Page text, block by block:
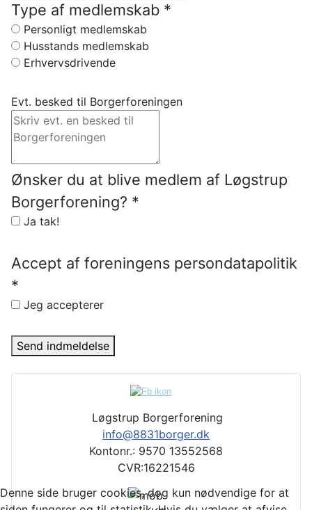
Type af medlemskab *
Personligt medlemskab
Husstands medlemskab
Erhvervsdrivende
Evt. besked til Borgerforeningen
Ønsker du at blive medlem af Løgstrup
Borgerforening? *
Ja tak!
Accept af foreningens persondatapolitik
*
Jeg accepterer
Send indmeldelse
Løgstrup Borgerforening
info@8831borger.dk
Kontonr.: 9570 13552568
CVR:16221546
Denne side bruger cookies, dog kun nødvendige for at